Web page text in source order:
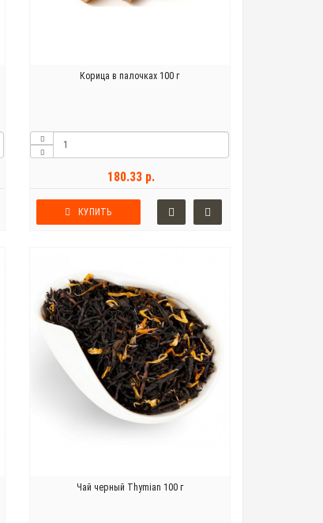
Корица в палочках 100 г
180.33 р.
КУПИТЬ
Чай черный Thymian 100 г